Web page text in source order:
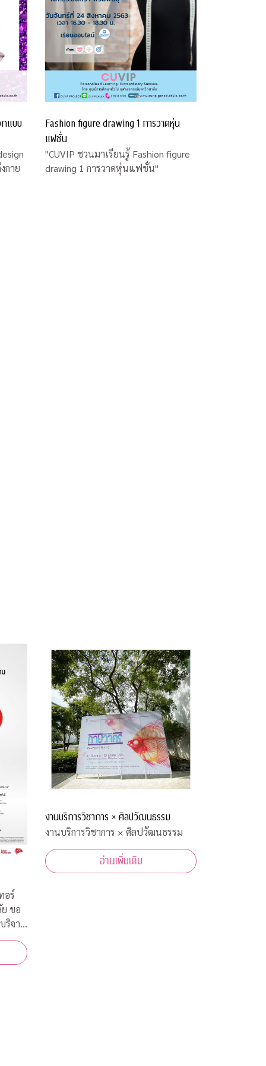
แบบ
กาย
Fashion figure drawing 1 การวาดหุ่น
แฟชั่น
"CUVIP ชวนมาเรียนรู้ Fashion figure
drawing 1 การวาดหุ่นแฟชั่น"
อร์
ขอ
ริจาค
การ
งานบริการวิชาการ × ศิลปวัฒนธรรม
งานบริการวิชาการ × ศิลปวัฒนธรรม
อ่านเพิ่มเติม